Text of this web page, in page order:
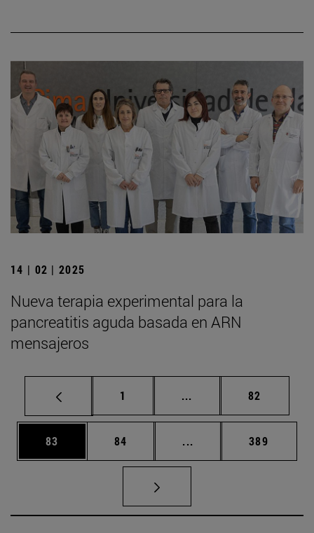
14 | 02 | 2025
Nueva terapia experimental para la
pancreatitis aguda basada en ARN
mensajeros
Página
1 ... Páginas intermedias
Página
82
Página
83 Página
84 ... Páginas intermedias
Página
389